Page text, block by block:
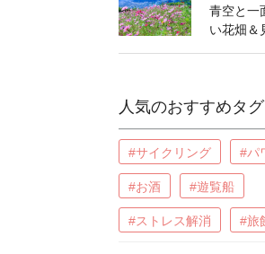
青空と一
い花畑＆
人気のおすすめタグ
#サイクリング #パ
#お酒 #遊覧船
#ストレス解消 #旅